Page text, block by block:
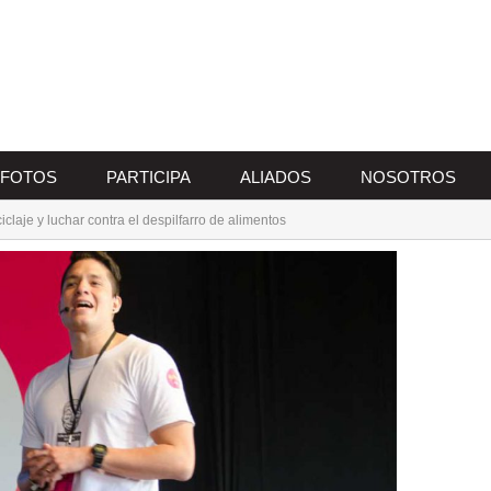
FOTOS PARTICIPA ALIADOS NOSOTROS
y luchar contra el despilfarro de alimentos